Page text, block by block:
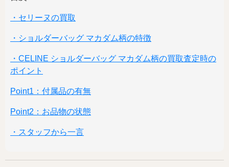
・セリーヌの買取
・ショルダーバッグ マカダム柄の特徴
・CELINE ショルダーバッグ マカダム柄の買取査定時の
ポイント
Point1：付属品の有無
Point2：お品物の状態
・スタッフから一言